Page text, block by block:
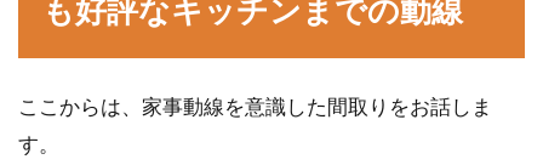
はじめはアパートやマンションの1Kで一人暮ら
しをしていても、友達や恋人が家に遊びに来る
も好評なキッチンまでの動線
ここからは、家事動線を意識した間取りをお話しま
す。